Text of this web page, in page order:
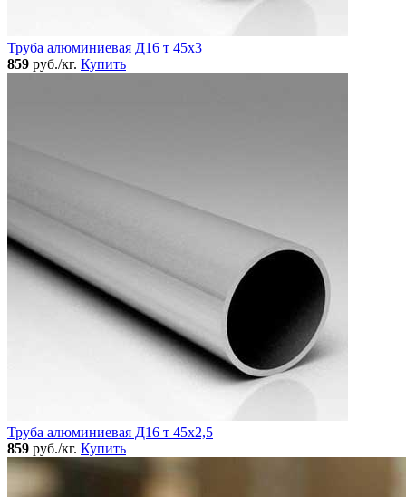
Труба алюминиевая Д16 т 45х3
859 руб./кг. Купить
Труба алюминиевая Д16 т 45х2,5
859 руб./кг. Купить